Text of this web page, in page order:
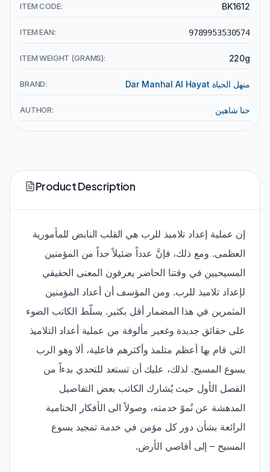
ITEM CODE: BK1612
ITEM EAN: 9789953530574
ITEM WEIGHT (GRAMS): 220g
BRAND: Dar Manhal Al Hayat منهل الحياة
AUTHOR: حنا شاهين
Product Description
إن عملية إعداد تلاميذ للرب هي القلب النابض للمأمورية
العظمى. ومع ذلك، فإنَّ عدداً ضئيلاً جداً من المؤمنين
المسيحيين في وقتنا الحاضر يعرفون المعنى الحقيقي
لإعداد تلاميذ للرب. ومن المؤسف أن أعداد المؤمنين
المثمرين في هذا المضمار أقل بكثير. يسلّط الكاتب الضوء
على حقائق جديدة وغعير مألوفة من عملية أعداد التلاميذ
التي قام بها أعظم متلمذ وأكثرهم فاعلية، ألا وهو الرب
يسوع المسيح. لذلك، عليك أن تستعد للتحدي بدءاً من
الفصل الأول حيث يُشارك الكاتب بعض التفاصيل
المدهشة عن نُموّ خدمته، وصولاً الى الأفكار الختامية
الرائعة بشأن دور كل مؤمن في خدمة تمجيد يسوع
المسيح – إلى أقاصي الأرض.